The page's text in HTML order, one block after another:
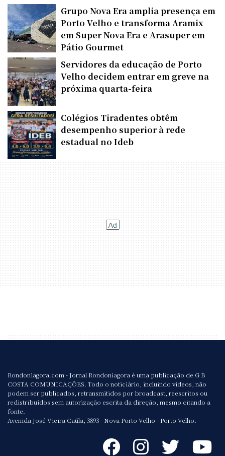
Grupo Nova Era amplia presença em
Porto Velho e transforma Aramix
em Super Nova Era e Arasuper em
Pátio Gourmet
Servidores da educação de Porto
Velho decidem entrar em greve na
próxima quarta-feira
Colégios Tiradentes obtêm
desempenho superior à rede
estadual no Ideb
Rondoniagora.com - Jornal Rondoniagora é uma publicação de G B
COSTA COMUNICAÇÕES. Todo o noticiário, incluindo vídeos, não
podem ser publicados, retransmitidos por broadcast, reescritos ou
redistribuídos sem autorização escrita da direção, mesmo citando a
fonte.
Avenida José Vieira Caúla, 3893 - Nova Porto Velho - Porto Velho.